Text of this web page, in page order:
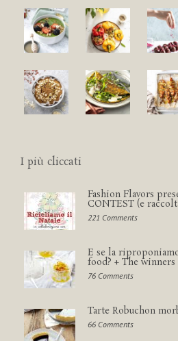
I più cliccati
Fashion Flavors
CONTEST (e
221 Comments
E se la
food? + The winners
76 Comments
Tarte Robuchon
66 Comments